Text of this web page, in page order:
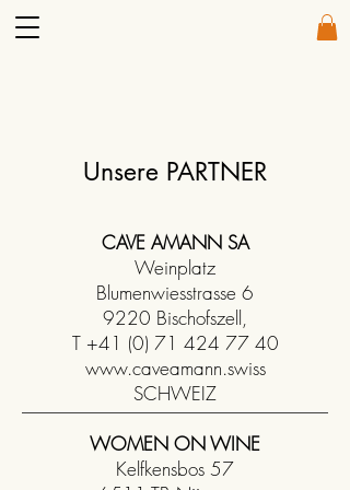
Unsere PARTNER
CAVE AMANN SA
Weinplatz
Blumenwiesstrasse 6
9220 Bischofszell,
T +41 (0) 71 424 77 40
www.caveamann.swiss
SCHWEIZ
WOMEN ON WINE
Kelfkensbos 57